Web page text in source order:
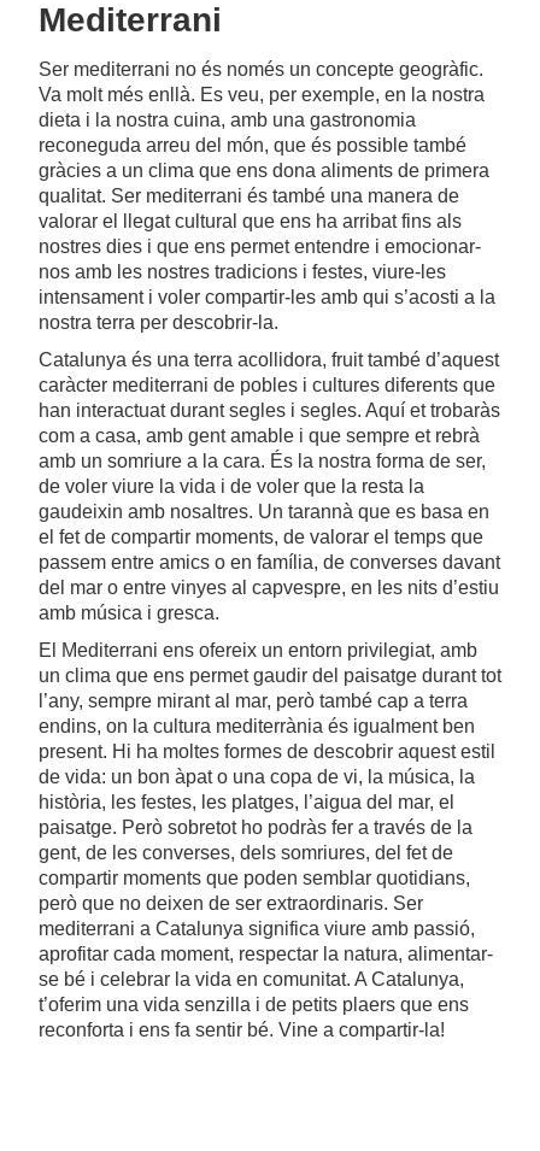
Mediterrani
Ser mediterrani no és només un concepte geogràfic.
Va molt més enllà. Es veu, per exemple, en la nostra
dieta i la nostra cuina, amb una gastronomia
reconeguda arreu del món, que és possible també
gràcies a un clima que ens dona aliments de primera
qualitat. Ser mediterrani és també una manera de
valorar el llegat cultural que ens ha arribat fins als
nostres dies i que ens permet entendre i emocionar-
nos amb les nostres tradicions i festes, viure-les
intensament i voler compartir-les amb qui s’acosti a la
nostra terra per descobrir-la.
Catalunya és una terra acollidora, fruit també d’aquest
caràcter mediterrani de pobles i cultures diferents que
han interactuat durant segles i segles. Aquí et trobaràs
com a casa, amb gent amable i que sempre et rebrà
amb un somriure a la cara. És la nostra forma de ser,
de voler viure la vida i de voler que la resta la
gaudeixin amb nosaltres. Un tarannà que es basa en
el fet de compartir moments, de valorar el temps que
passem entre amics o en família, de converses davant
del mar o entre vinyes al capvespre, en les nits d’estiu
amb música i gresca.
El Mediterrani ens ofereix un entorn privilegiat, amb
un clima que ens permet gaudir del paisatge durant tot
l’any, sempre mirant al mar, però també cap a terra
endins, on la cultura mediterrània és igualment ben
present. Hi ha moltes formes de descobrir aquest estil
de vida: un bon àpat o una copa de vi, la música, la
història, les festes, les platges, l’aigua del mar, el
paisatge. Però sobretot ho podràs fer a través de la
gent, de les converses, dels somriures, del fet de
compartir moments que poden semblar quotidians,
però que no deixen de ser extraordinaris. Ser
mediterrani a Catalunya significa viure amb passió,
aprofitar cada moment, respectar la natura, alimentar-
se bé i celebrar la vida en comunitat. A Catalunya,
t’oferim una vida senzilla i de petits plaers que ens
reconforta i ens fa sentir bé. Vine a compartir-la!